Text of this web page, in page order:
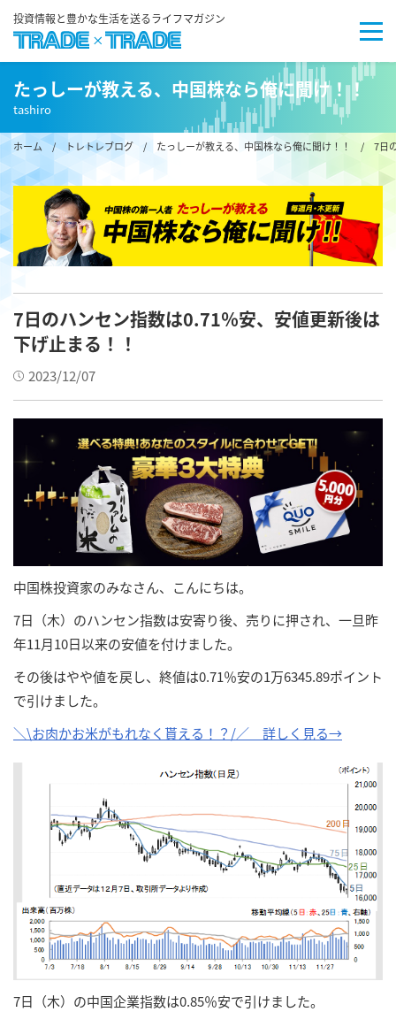
投資情報と豊かな生活を送るライフマガジン
たっしーが教える、中国株なら俺に聞け！！
tashiro
ホーム/ トレトレブログ / たっしーが教える、中国株なら俺に聞け！！ / 7日の
7日のハンセン指数は0.71％安、安値更新後は
下げ止まる！！
2023/12/07
中国株投資家のみなさん、こんにちは。
7日（木）のハンセン指数は安寄り後、売りに押され、一旦昨
年11月10日以来の安値を付けました。
その後はやや値を戻し、終値は0.71％安の1万6345.89ポイント
で引けました。
＼\お肉かお米がもれなく貰える！？/／ 詳しく見る→
7日（木）の中国企業指数は0.85％安で引けました。